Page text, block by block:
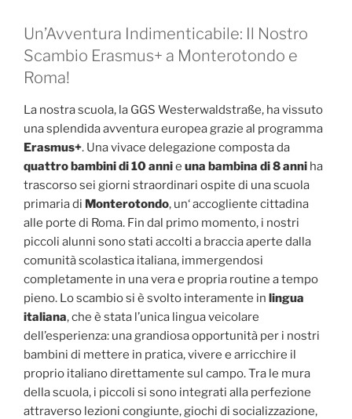
Un’Avventura Indimenticabile: Il Nostro
Scambio Erasmus+ a Monterotondo e
Roma!
La nostra scuola, la GGS Westerwaldstraße, ha vissuto
una splendida avventura europea grazie al programma
Erasmus+. Una vivace delegazione composta da
quattro bambini di 10 annie una bambina di 8 anni ha
trascorso sei giorni straordinari ospite di una scuola
primaria di Monterotondo, un‘ accogliente cittadina
alle porte di Roma. Fin dal primo momento, i nostri
piccoli alunni sono stati accolti a braccia aperte dalla
comunità scolastica italiana, immergendosi
completamente in una vera e propria routine a tempo
pieno. Lo scambio si è svolto interamente in lingua
italiana, che è stata l’unica lingua veicolare
dell’esperienza: una grandiosa opportunità per i nostri
bambini di mettere in pratica, vivere e arricchire il
proprio italiano direttamente sul campo. Tra le mura
della scuola, i piccoli si sono integrati alla perfezione
attraverso lezioni congiunte, giochi di socializzazione,